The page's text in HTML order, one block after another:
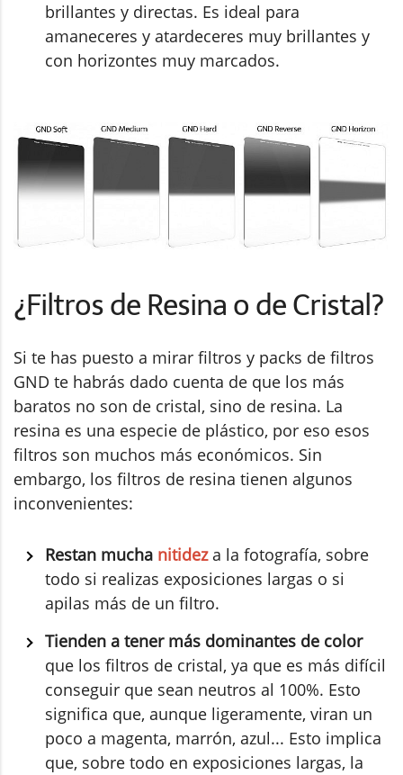
brillantes y directas. Es ideal para
amaneceres y atardeceres muy brillantes y
con horizontes muy marcados.
¿Filtros de Resina o de Cristal?
Si te has puesto a mirar filtros y packs de filtros
GND te habrás dado cuenta de que los más
baratos no son de cristal, sino de resina. La
resina es una especie de plástico, por eso esos
filtros son muchos más económicos. Sin
embargo, los filtros de resina tienen algunos
inconvenientes:
Restan mucha nitideza la fotografía, sobre
todo si realizas exposiciones largas o si
apilas más de un filtro.
Tienden a tener más dominantes de color
que los filtros de cristal, ya que es más difícil
conseguir que sean neutros al 100%. Esto
significa que, aunque ligeramente, viran un
poco a magenta, marrón, azul... Esto implica
que, sobre todo en exposiciones largas, la